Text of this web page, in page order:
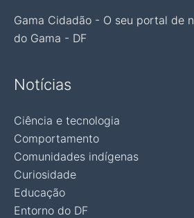
Gama Cidadão - O seu portal de
do Gama - DF
Notícias
Ciência e tecnologia
Comportamento
Comunidades indígenas
Curiosidade
Educação
Entorno do DF